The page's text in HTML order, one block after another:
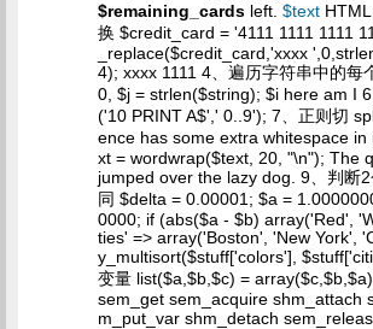
$remaining_cards left.$text
换 $credit_card = '4111 1111 1111
_replace($credit_card,'xxxx
4); xxxx 1111 4、遍历字符串中的每
0, $j = strlen($string); $i here am I
('10 PRINT A$',' 0..9'); 7、正则切
ence has some extra whitespace in
xt = wordwrap($text, 20, "\n"); The
jumped over the lazy dog. 9、判断
同 $delta = 0.00001; $a =
0000; if (abs($a - $b) array('Red',
ties' => array('Boston', 'New York',
y_multisort($stuff['colors'],
变量 list($a,$b,$c) =
sem_get sem_acquire shm_attach
m_put_var shm_detach